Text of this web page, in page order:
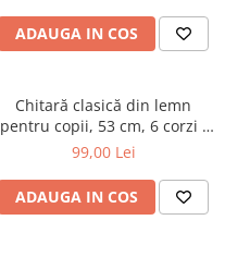
ADAUGA IN COS
Chitară clasică din lemn
pentru copii, 53 cm, 6 corzi -
Roșu
99,00 Lei
ADAUGA IN COS